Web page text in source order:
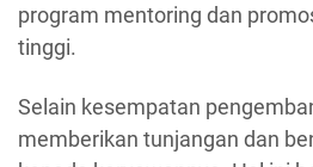
program mentoring dan
tinggi.
Selain kesempatan
memberikan tunjangan dan